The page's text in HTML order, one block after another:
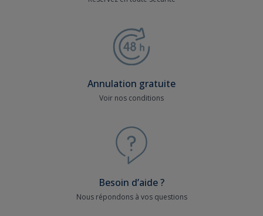
Annulation gratuite
Voir nos conditions
Besoin d’aide ?
Nous répondons à vos questions